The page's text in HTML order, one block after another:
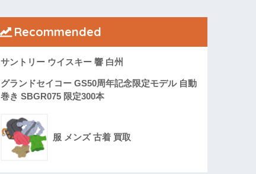
Recommended
サントリー ウイスキー 響 白州
グランドセイコー GS50周年記念限定モデル 自動
巻き SBGR075 限定300本
服 メンズ 古着 買取